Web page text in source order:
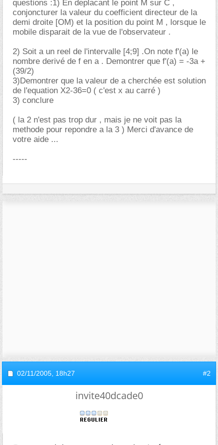
questions :1) En deplacant le point M sur C ,
conjoncturer la valeur du coefficient directeur de la
demi droite [OM) et la position du point M , lorsque le
mobile disparait de la vue de l'observateur .
2) Soit a un reel de l'intervalle [4;9] .On note f'(a) le
nombre derivé de f en a . Demontrer que f'(a) = -3a +
(39/2)
3)Demontrer que la valeur de a cherchée est solution
de l'equation X2-36=0 ( c'est x au carré )
3) conclure
( la 2 n'est pas trop dur , mais je ne voit pas la
methode pour repondre a la 3 ) Merci d'avance de
votre aide ...
-----
02/11/2005, 18h27 #2
invite40dcade0